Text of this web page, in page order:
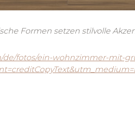
Formen setzen stilvolle
de/fotos/ein-wohnzimmer-mit-